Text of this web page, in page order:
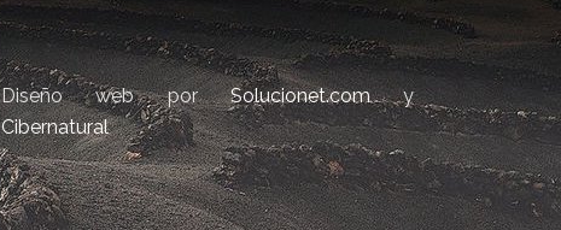
Diseño web porSolucionet.comy
Cibernatural